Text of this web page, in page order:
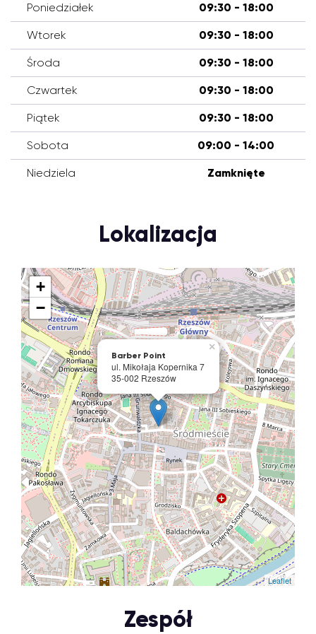
Poniedziałek 09:30 - 18:00
Wtorek 09:30 - 18:00
Środa 09:30 - 18:00
Czwartek 09:30 - 18:00
Piątek 09:30 - 18:00
Sobota 09:00 - 14:00
Niedziela Zamknięte
Lokalizacja
Barber Point
ul. Mikołaja Kopernika 7
35-002 Rzeszów
×
+
−
Leaflet
Zespół